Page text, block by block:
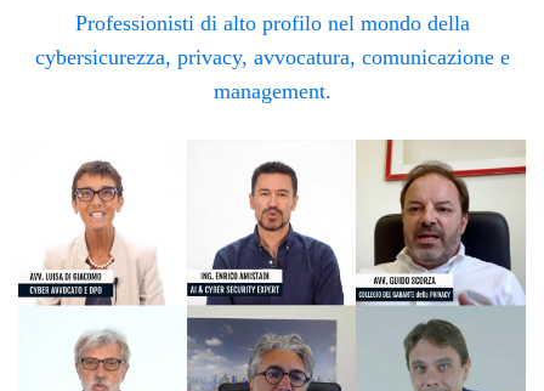
Professionisti di alto profilo nel mondo della
cybersicurezza, privacy, avvocatura, comunicazione e
management.